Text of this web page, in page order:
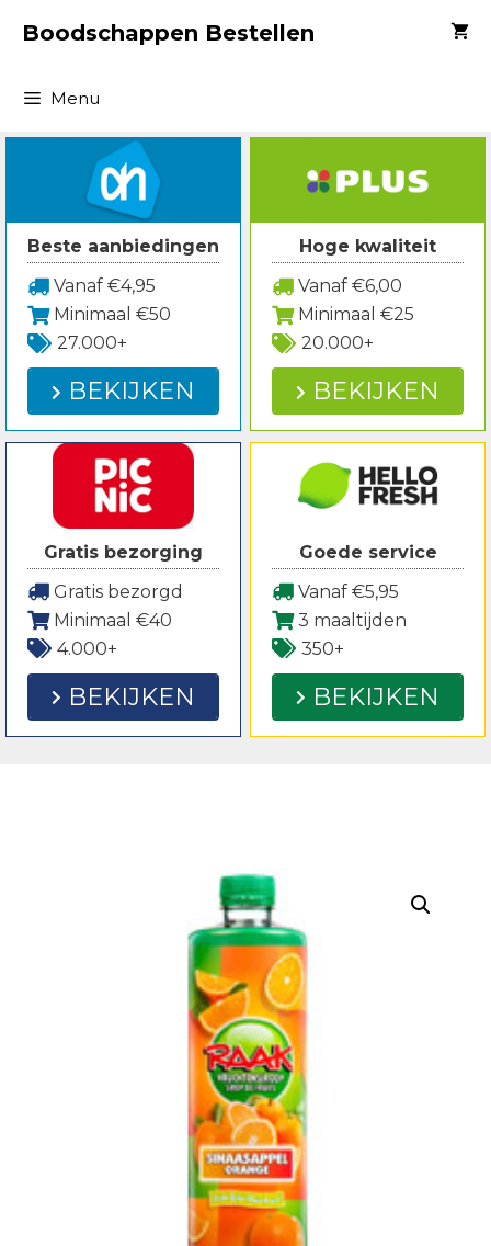
naarBoodschappen Bestellen
Menu
Beste aanbiedingen
Vanaf €4,95
Minimaal €50
27.000+
BEKIJKEN
Hoge kwaliteit
Vanaf €6,00
Minimaal €25
20.000+
BEKIJKEN
Gratis bezorging
Gratis bezorgd
Minimaal €40
4.000+
BEKIJKEN
Goede service
Vanaf €5,95
3 maaltijden
350+
BEKIJKEN